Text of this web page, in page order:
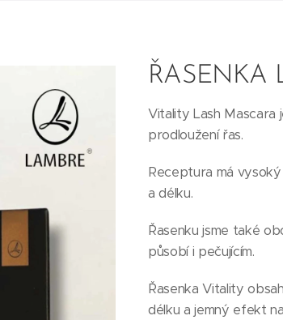
ŘASENKA
Vitality Lash Mascara
prodloužení řas.
Receptura má
a délku.
Řasenku jsme také
působí i pečujícím.
Řasenka Vitality
délku a jemný efekt